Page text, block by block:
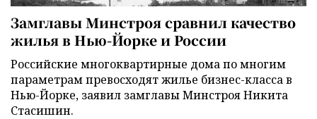
Замглавы Минстроя сравнил качество
жилья в Нью-Йорке и России
Российские многоквартирные дома по многим
параметрам превосходят жилье бизнес-класса в
Нью-Йорке, заявил замглавы Минстроя Никита
Стасишин.